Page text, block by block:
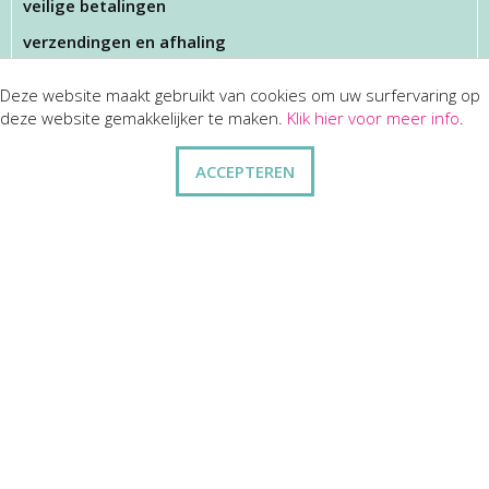
veilige betalingen
verzendingen en afhaling
KLANTENSERVICES
Deze website maakt gebruikt van cookies om uw surfervaring op
deze website gemakkelijker te maken. Klik hier voor meer info.
ACCEPTEREN